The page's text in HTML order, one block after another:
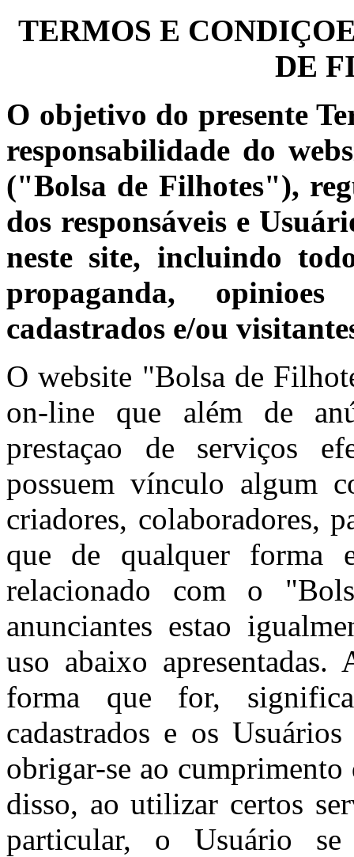
TERMOS E
DE
O objetivo do presente
responsabilidade do
("Bolsa de Filhotes"),
dos responsáveis e
neste site, incluindo
propaganda,
cadastrados e/ou
O website "Bolsa de
on-line que além de
prestaçao de serviços
possuem vínculo algum
criadores, colaboradores,
que de qualquer forma
relacionado com o
anunciantes estao
uso abaixo
forma que for,
cadastrados e os
obrigar-se ao cumprimento
disso, ao utilizar certos
particular, o Usuário